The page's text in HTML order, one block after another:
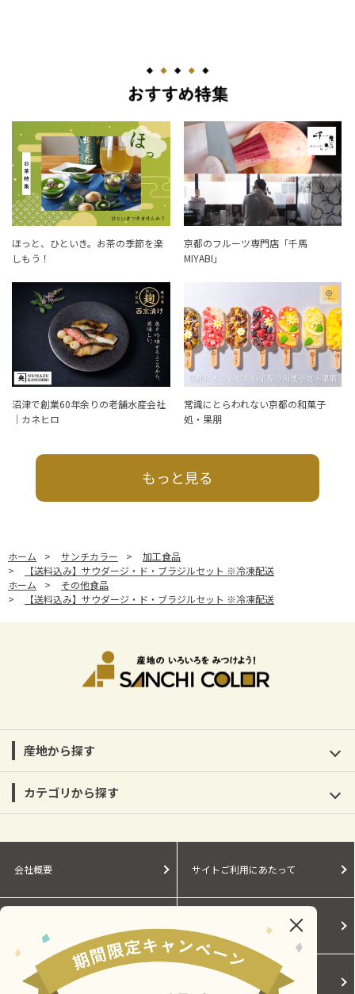
ほっと、ひといき。お茶の季節を楽
しもう！
京都のフルーツ専門店「千馬
MIYABI」
沼津で創業60年余りの老舗水産会社
｜カネヒロ
常識にとらわれない京都の和菓子
処・果朋
もっと見る
ホーム > サンチカラー >
加工食品
>
【送料込み】サウダージ・ド・ブラジルセット ※冷凍配送
ホーム
>
その他食品
>
【送料込み】サウダージ・ド・ブラジルセット ※冷凍配送
産地から探す
カテゴリから探す
会社概要 サイトご利用にあたって
Cookieポリシー ご利用規約